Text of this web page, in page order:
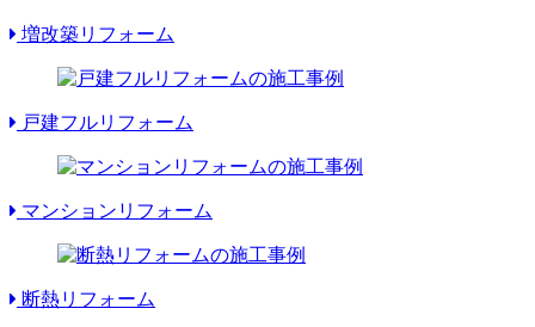
増改築リフォーム
戸建フルリフォーム
マンションリフォーム
断熱リフォーム